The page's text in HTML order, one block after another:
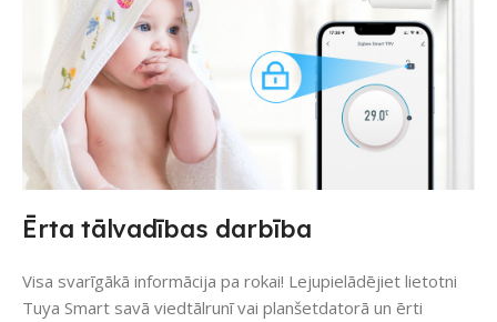
Ērta tālvadības darbība
Visa svarīgākā informācija pa rokai! Lejupielādējiet lietotni
Tuya Smart savā viedtālrunī vai planšetdatorā un ērti